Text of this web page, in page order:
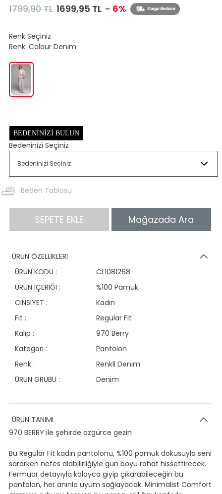
1799,90 TL 1699,95 TL - 6% Kargo Bedava
Renk Seçiniz
Renk: Colour Denim
BEDENINIZI BULUN
Bedeninizi Seçiniz
Beden Tablosu
SEPETE EKLE Mağazada Ara
ÜRÜN ÖZELLİKLERİ
ÜRÜN KODU :
CL1081268
ÜRÜN İÇERİĞİ :
%100 Pamuk
CİNSİYET :
Kadın
Fit :
Regular Fit
Kalıp :
970 Berry
Kategori :
Pantolon
Renk :
Renkli Denim
ÜRÜN GRUBU :
Denim
ÜRÜN TANIMI
970 BERRY ile şehirde özgürce gezin
Bu Regular Fit kadın pantolonu, %100 pamuk dokusuyla seni
sararken nefes alabilirliğiyle gün boyu rahat hissettirecek.
Fermuar detayıyla kolayca giyip çıkarabileceğin bu
pantolon, her anınla uyum sağlayacak. Minimalist Comfort